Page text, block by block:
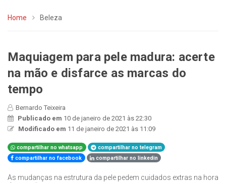
Home Beleza
Maquiagem para pele madura: acerte
na mão e disfarce as marcas do
tempo
Bernardo Teixeira
Publicado em 10 de janeiro de 2021 às 22:30
Modificado em 11 de janeiro de 2021 às 11:09
compartilhar no whatsapp
compartilhar no telegram
compartilhar no facebook
compartilhar no linkedin
As mudanças na estrutura da pele pedem cuidados extras na hora